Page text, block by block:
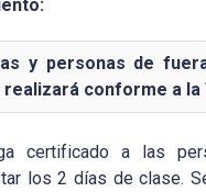
y personas de
realizará conforme a
certificado a las
los 2 días de clase.